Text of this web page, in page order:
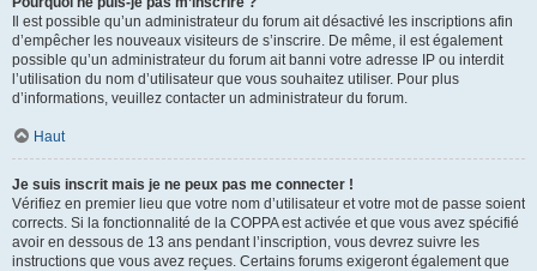
Il est possible qu’un administrateur du forum ait désactivé les inscriptions afin
d’empêcher les nouveaux visiteurs de s’inscrire. De même, il est également
possible qu’un administrateur du forum ait banni votre adresse IP ou interdit
l’utilisation du nom d’utilisateur que vous souhaitez utiliser. Pour plus
d’informations, veuillez contacter un administrateur du forum.
Haut
Je suis inscrit mais je ne peux pas me connecter !
Vérifiez en premier lieu que votre nom d’utilisateur et votre mot de passe soient
corrects. Si la fonctionnalité de la COPPA est activée et que vous avez spécifié
avoir en dessous de 13 ans pendant l’inscription, vous devrez suivre les
instructions que vous avez reçues. Certains forums exigeront également que